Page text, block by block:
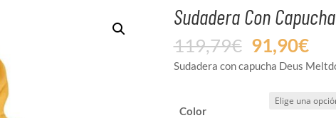
Sudadera Con
119,79€ El
precio
original
era:
91,90€El
es:
Sudadera con capucha Deus
Color